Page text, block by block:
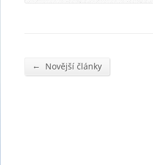
← Novější články